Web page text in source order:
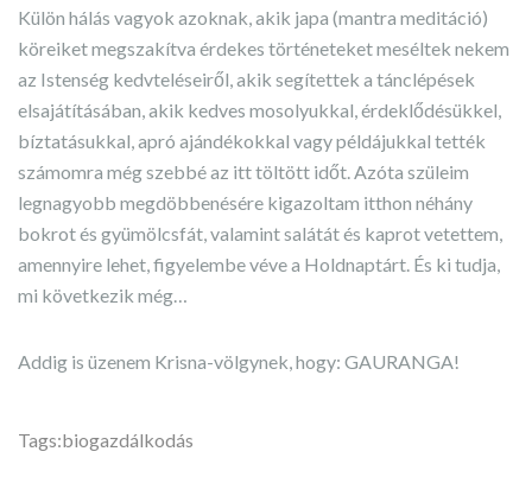
Külön hálás vagyok azoknak, akik japa (mantra meditáció)
köreiket megszakítva érdekes történeteket meséltek nekem
az Istenség kedvteléseiről, akik segítettek a tánclépések
elsajátításában, akik kedves mosolyukkal, érdeklődésükkel,
bíztatásukkal, apró ajándékokkal vagy példájukkal tették
számomra még szebbé az itt töltött időt. Azóta szüleim
legnagyobb megdöbbenésére kigazoltam itthon néhány
bokrot és gyümölcsfát, valamint salátát és kaprot vetettem,
amennyire lehet, figyelembe véve a Holdnaptárt. És ki tudja,
mi következik még…
Addig is üzenem Krisna-völgynek, hogy: GAURANGA!
Tags:biogazdálkodás